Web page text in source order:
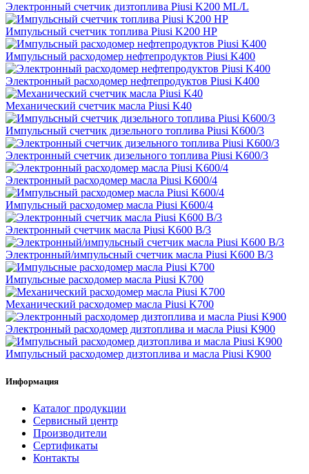
Электронный счетчик дизтоплива Piusi K200 ML/L
Импульсный счетчик топлива Piusi K200 HP
Импульсный расходомер нефтепродуктов Piusi K400
Электронный расходомер нефтепродуктов Piusi K400
Механический счетчик масла Piusi K40
Импульсный счетчик дизельного топлива Piusi K600/3
Электронный счетчик дизельного топлива Piusi K600/3
Электронный расходомер масла Piusi K600/4
Импульсный расходомер масла Piusi K600/4
Электронный счетчик масла Piusi K600 B/3
Электронный/импульсный счетчик масла Piusi K600 B/3
Импульсные расходомер масла Piusi K700
Механический расходомер масла Piusi K700
Электронный расходомер дизтоплива и масла Piusi K900
Импульсный расходомер дизтоплива и масла Piusi K900
Информация
Каталог продукции
Сервисный центр
Производители
Сертификаты
Контакты